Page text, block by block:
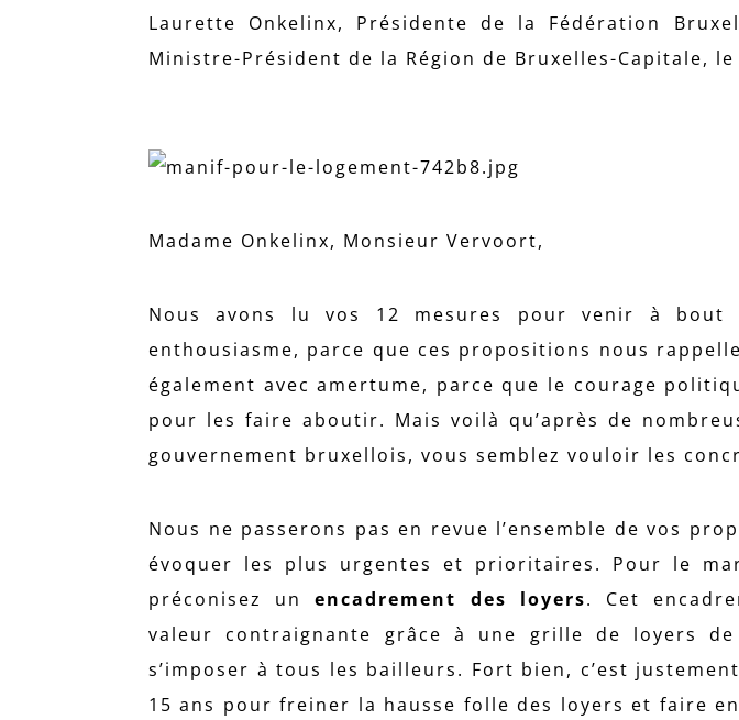
Laurette Onkelinx, Présidente de la Fédération
Ministre-Président de la Région de Bruxelles-Capitale, le
Madame Onkelinx, Monsieur Vervoort,
Nous avons lu vos 12 mesures pour venir à bout
enthousiasme, parce que ces propositions nous
également avec amertume, parce que le courage
pour les faire aboutir. Mais voilà qu’après de
gouvernement bruxellois, vous semblez vouloir les
Nous ne passerons pas en revue l’ensemble de vos
évoquer les plus urgentes et prioritaires. Pour le
préconisez unencadrement des loyers. Cet
valeur contraignante grâce à une grille de loyers
s’imposer à tous les bailleurs. Fort bien, c’est
15 ans pour freiner la hausse folle des loyers et faire